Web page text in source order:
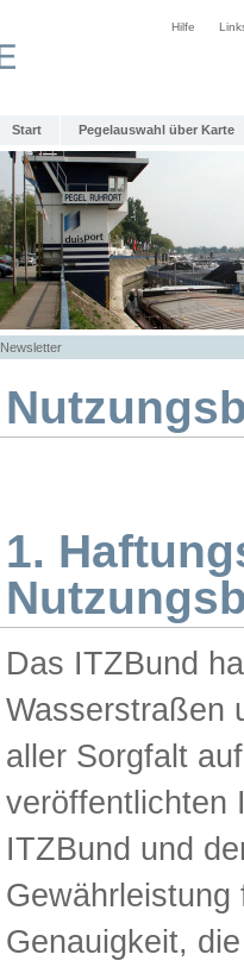
Hilfe
Start Pegelauswahl über Karte
Newsletter
1.
Das ITZBund
Wasserstraßen
aller Sorgfalt
veröffentlichten
ITZBund und
Genauigkeit,